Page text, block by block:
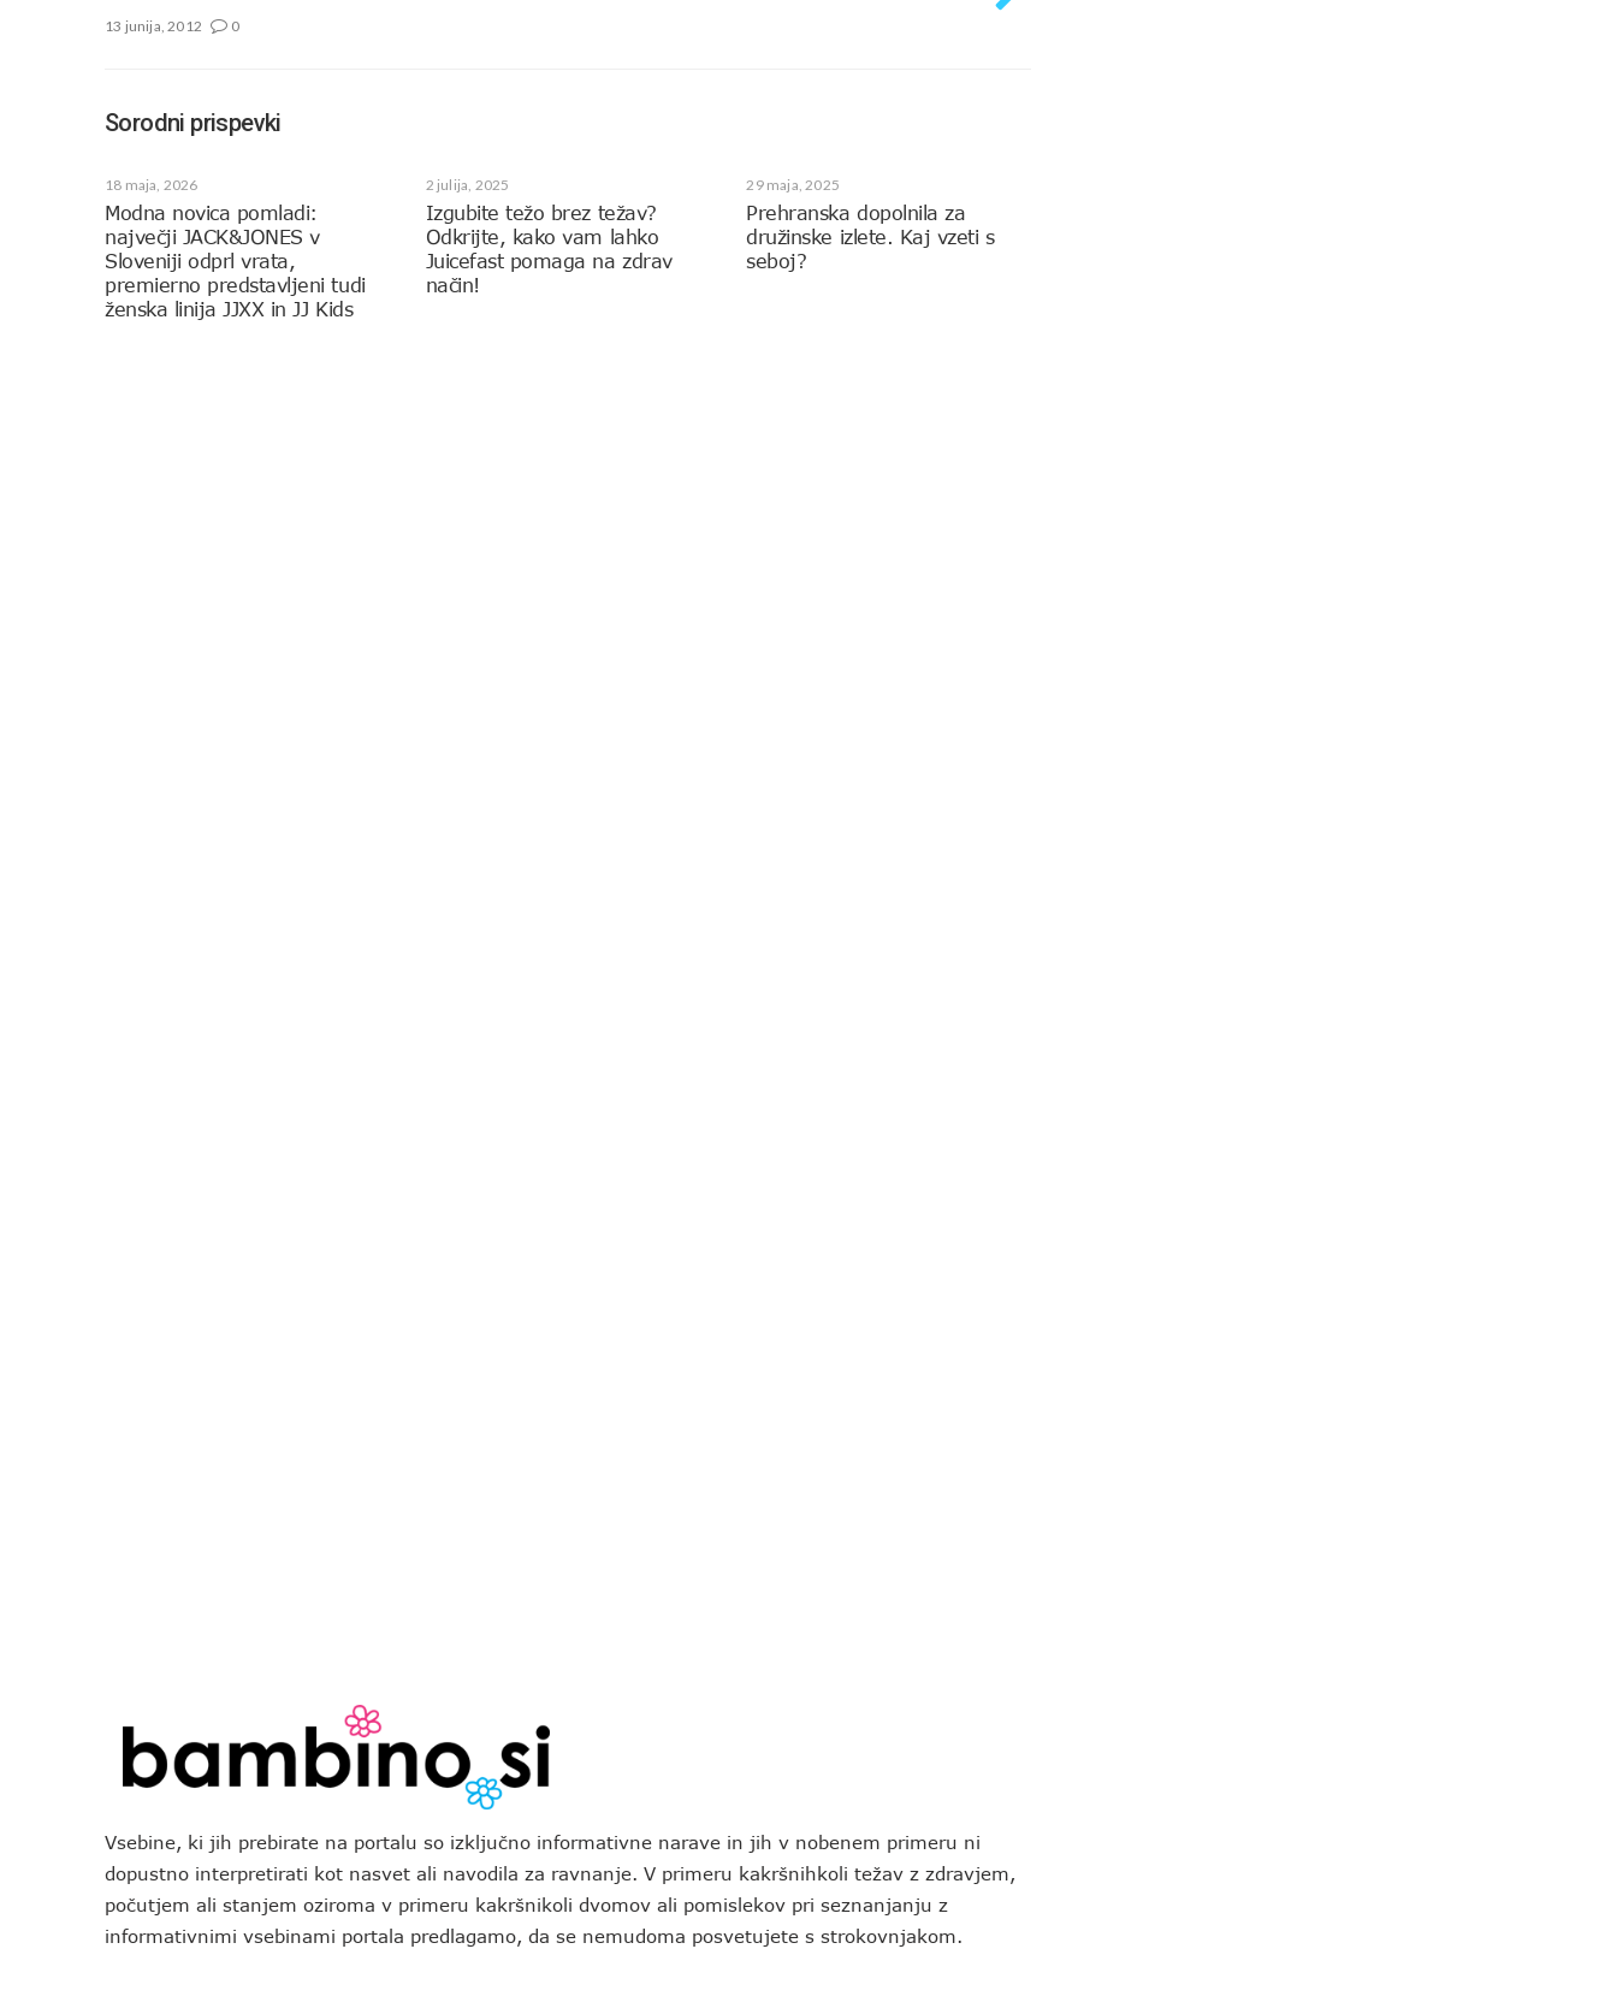
13 junija, 2012 0
Sorodni prispevki
18 maja, 2026
Modna novica pomladi:
največji JACK&JONES v
Sloveniji odprl vrata,
premierno predstavljeni tudi
ženska linija JJXX in JJ Kids
2 julija, 2025
Izgubite težo brez težav?
Odkrijte, kako vam lahko
Juicefast pomaga na zdrav
način!
29 maja, 2025
Prehranska dopolnila za
družinske izlete. Kaj vzeti s
seboj?
Vsebine, ki jih prebirate na portalu so izključno informativne narave in jih v nobenem primeru ni
dopustno interpretirati kot nasvet ali navodila za ravnanje. V primeru kakršnihkoli težav z zdravjem,
počutjem ali stanjem oziroma v primeru kakršnikoli dvomov ali pomislekov pri seznanjanju z
informativnimi vsebinami portala predlagamo, da se nemudoma posvetujete s strokovnjakom.